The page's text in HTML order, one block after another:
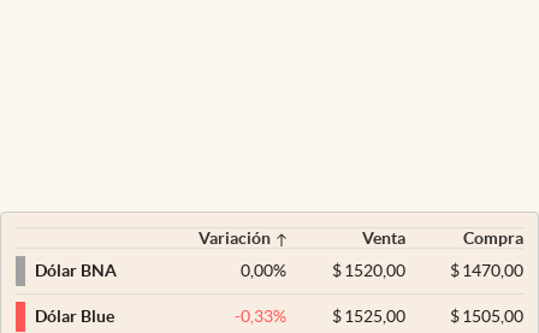
Variación Venta
Compra
Dólar BNA
0,00% $ 1520,00 $1470,00
Dólar Blue -0,33% $ 1525,00 $1505,00